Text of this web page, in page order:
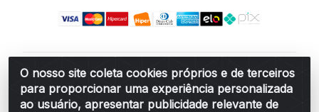
O nosso site coleta cookies próprios e de terceiros
para proporcionar uma experiência personalizada
ao usuário, apresentar publicidade relevante de
Belchior Cortinas e Acessórios LTDA - R: Rua
Vereador Sérgio Leopoldino Alves, 876 - Santa
Bárbara d'Oeste/SP - CEP 13.456-166 - CNPJ